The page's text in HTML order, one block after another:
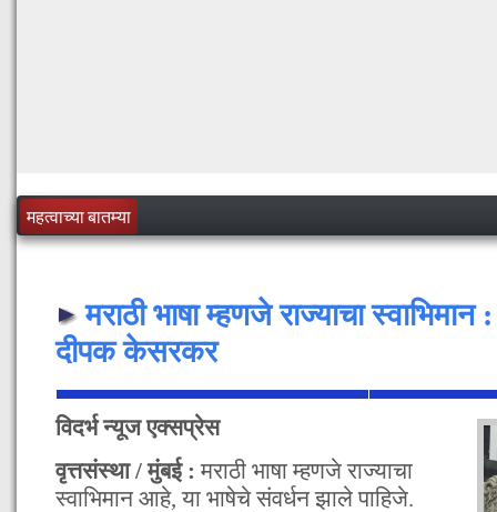
महत्वाच्या बातम्या
मराठी भाषा म्हणजे राज्याचा स्वाभिमान
दीपक केसरकर
विदर्भ न्यूज एक्सप्रेस
वृत्तसंस्था / मुंबई :मराठी भाषा म्हणजे राज्याचा
स्वाभिमान आहे, या भाषेचे संवर्धन झाले पाहिजे.